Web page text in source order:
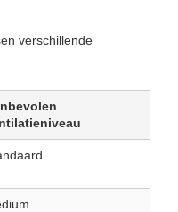
verschillende